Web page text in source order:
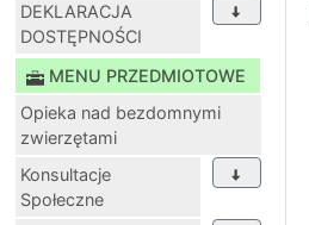
DEKLARACJA
DOSTĘPNOŚCI
MENU PRZEDMIOTOWE
Opieka nad bezdomnymi
zwierzętami
Konsultacje
Społeczne